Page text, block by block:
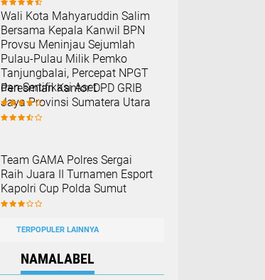
Wali Kota Mahyaruddin Salim
Bersama Kepala Kanwil BPN
Provsu Meninjau Sejumlah
Pulau-Pulau Milik Pemko
Tanjungbalai, Percepat NPGT
dan Sertifikasi Aset
Peresmian Kantor DPD GRIB
Jaya Provinsi Sumatera Utara
Team GAMA Polres Sergai
Raih Juara II Turnamen Esport
Kapolri Cup Polda Sumut
TERPOPULER LAINNYA
NAMALABEL